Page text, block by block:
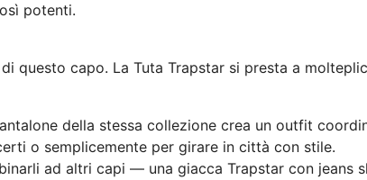
potenti.
questo capo. La Tuta Trapstar si presta a
della stessa collezione crea un outfit
o semplicemente per girare in città con stile.
ad altri capi — una giacca Trapstar con jeans